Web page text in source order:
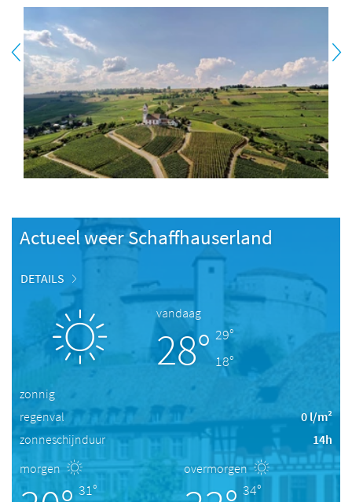
Actueel weer Schaffhauserland
DETAILS
vandaag
28° 29°
18°
zonnig
regenval
0 l/m²
zonneschijnduur
14h
morgen
31°
overmorgen
34°